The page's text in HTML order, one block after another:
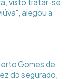
visto tratar-se
alegou a
Gomes de
do segurado,